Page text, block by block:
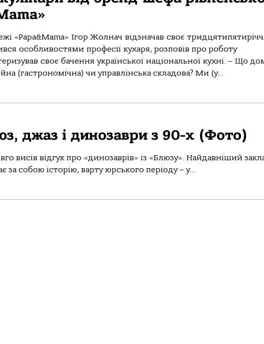
«Papa&Mama» Ігор Жолнач відзначав своє
особливостями професії кухаря, розповів про роботу
своє бачення української національної кухні. – Що
(гастрономічна) чи управлінська складова? Ми (у...
джаз і динозаври з 90-х (Фото)
висів відгук про «динозаврів» із «Блюзу». Найдавніший
за собою історію, варту юрського періоду – у...